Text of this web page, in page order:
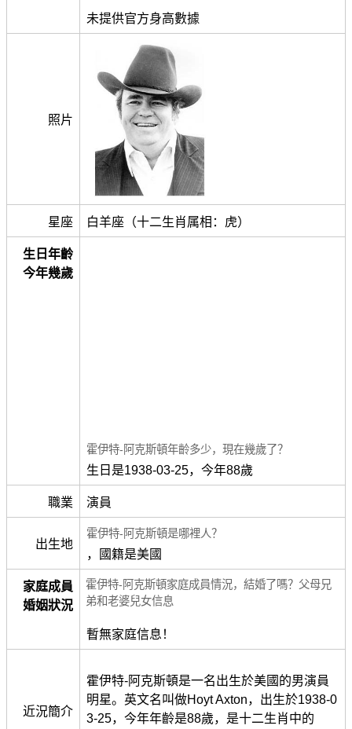
未提供官方身高數據
照片
星座 白羊座（十二生肖属相：虎）
生日年齡
今年幾歲
霍伊特-阿克斯頓年齡多少，現在幾歲了？
生日是1938-03-25，今年88歲
職業 演員
出生地
霍伊特-阿克斯頓是哪裡人？
，國籍是美國
家庭成員
婚姻狀況
霍伊特-阿克斯頓家庭成員情況，結婚了嗎？父母兄
弟和老婆兒女信息
暫無家庭信息！
近況簡介
霍伊特-阿克斯頓是一名出生於美國的男演員
明星。英文名叫做Hoyt Axton，出生於1938-0
3-25，今年年齡是88歲，是十二生肖中的